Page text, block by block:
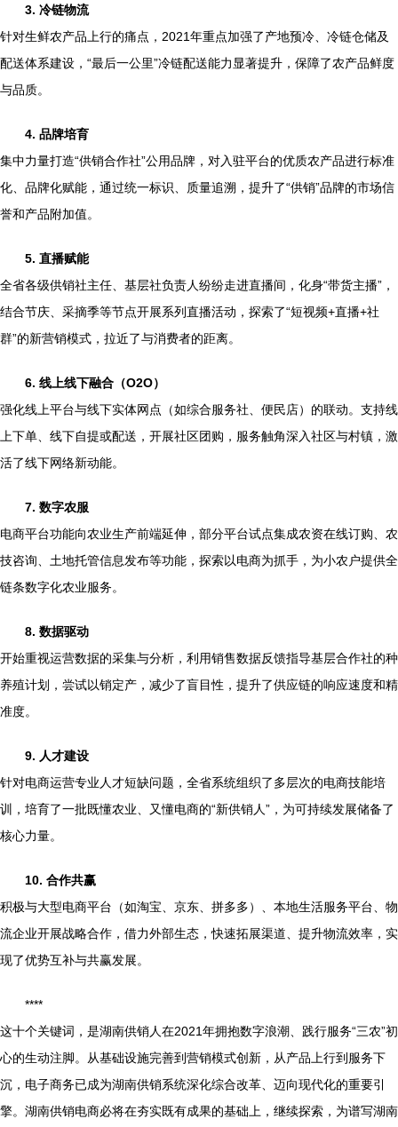
3. 冷链物流
针对生鲜农产品上行的痛点，2021年重点加强了产地预冷、冷链仓储及
配送体系建设，“最后一公里”冷链配送能力显著提升，保障了农产品鲜度
与品质。
4. 品牌培育
集中力量打造“供销合作社”公用品牌，对入驻平台的优质农产品进行标准
化、品牌化赋能，通过统一标识、质量追溯，提升了“供销”品牌的市场信
誉和产品附加值。
5. 直播赋能
全省各级供销社主任、基层社负责人纷纷走进直播间，化身“带货主播”，
结合节庆、采摘季等节点开展系列直播活动，探索了“短视频+直播+社
群”的新营销模式，拉近了与消费者的距离。
6. 线上线下融合（O2O）
强化线上平台与线下实体网点（如综合服务社、便民店）的联动。支持线
上下单、线下自提或配送，开展社区团购，服务触角深入社区与村镇，激
活了线下网络新动能。
7. 数字农服
电商平台功能向农业生产前端延伸，部分平台试点集成农资在线订购、农
技咨询、土地托管信息发布等功能，探索以电商为抓手，为小农户提供全
链条数字化农业服务。
8. 数据驱动
开始重视运营数据的采集与分析，利用销售数据反馈指导基层合作社的种
养殖计划，尝试以销定产，减少了盲目性，提升了供应链的响应速度和精
准度。
9. 人才建设
针对电商运营专业人才短缺问题，全省系统组织了多层次的电商技能培
训，培育了一批既懂农业、又懂电商的“新供销人”，为可持续发展储备了
核心力量。
10. 合作共赢
积极与大型电商平台（如淘宝、京东、拼多多）、本地生活服务平台、物
流企业开展战略合作，借力外部生态，快速拓展渠道、提升物流效率，实
现了优势互补与共赢发展。
****
这十个关键词，是湖南供销人在2021年拥抱数字浪潮、践行服务“三农”初
心的生动注脚。从基础设施完善到营销模式创新，从产品上行到服务下
沉，电子商务已成为湖南供销系统深化综合改革、迈向现代化的重要引
擎。湖南供销电商必将在夯实既有成果的基础上，继续探索，为谱写湖南